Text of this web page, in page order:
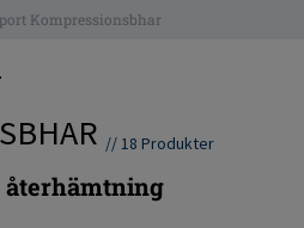
Kompressionsbhar
//18 Produkter
återhämtning